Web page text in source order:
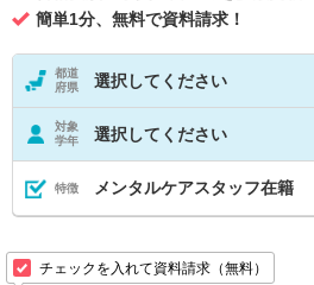
簡単1分、無料で資料請求！
都道
府県
選択してください
対象
学年
選択してください
特徴 メンタルケアスタッフ在籍
チェックを入れて資料請求（無料）